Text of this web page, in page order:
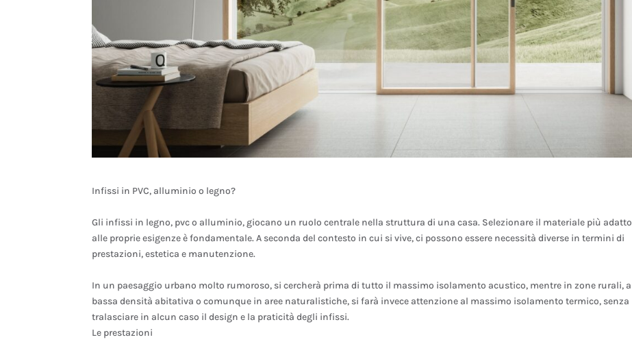
Infissi in PVC, alluminio o legno?
Gli infissi in legno, pvc o alluminio, giocano un ruolo centrale nella struttura di una casa. Selezionare il materiale più adatto
alle proprie esigenze è fondamentale. A seconda del contesto in cui si vive, ci possono essere necessità diverse in termini di
prestazioni, estetica e manutenzione.
In un paesaggio urbano molto rumoroso, si cercherà prima di tutto il massimo isolamento acustico, mentre in zone rurali, a
bassa densità abitativa o comunque in aree naturalistiche, si farà invece attenzione al massimo isolamento termico, senza
tralasciare in alcun caso il design e la praticità degli infissi.
Le prestazioni